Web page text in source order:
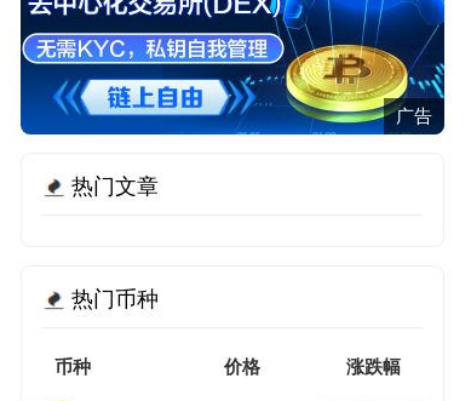
广告
热门文章
热门币种
币种 价格 涨跌幅